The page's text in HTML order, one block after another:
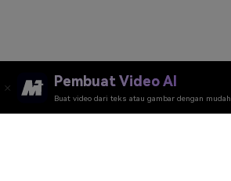
Pembuat Video AI
Buat video dari teks atau gambar dengan mudah